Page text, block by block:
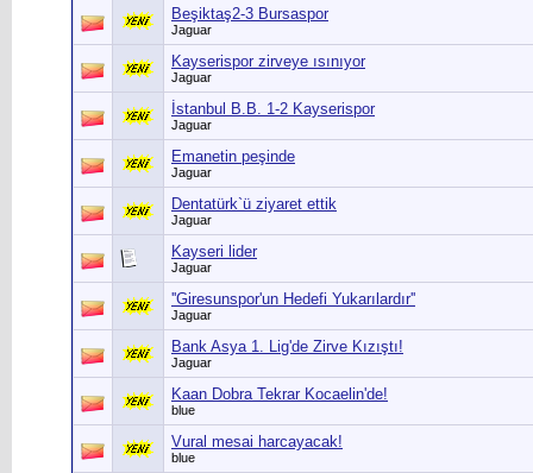
Beşiktaş2-3 Bursaspor
Jaguar
Kayserispor zirveye ısınıyor
Jaguar
İstanbul B.B. 1-2 Kayserispor
Jaguar
Emanetin peşinde
Jaguar
Dentatürk`ü ziyaret ettik
Jaguar
Kayseri lider
Jaguar
''Giresunspor'un Hedefi Yukarılardır''
Jaguar
Bank Asya 1. Lig'de Zirve Kızıştı!
Jaguar
Kaan Dobra Tekrar Kocaelin'de!
blue
Vural mesai harcayacak!
blue